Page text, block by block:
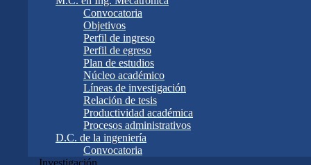
Convocatoria
Objetivos
Perfil de ingreso
Perfil de egreso
Plan de estudios
Núcleo académico
Líneas de investigación
Relación de tesis
Productividad académica
Procesos administrativos
D.C. de la ingeniería
Convocatoria
Investigación